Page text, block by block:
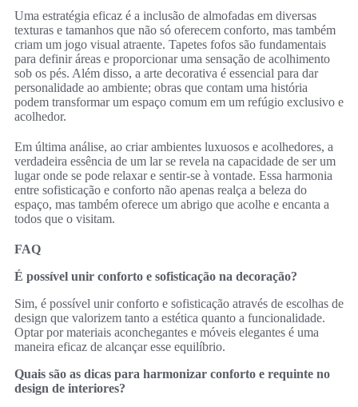
Uma estratégia eficaz é a inclusão de almofadas em diversas
texturas e tamanhos que não só oferecem conforto, mas também
criam um jogo visual atraente. Tapetes fofos são fundamentais
para definir áreas e proporcionar uma sensação de acolhimento
sob os pés. Além disso, a arte decorativa é essencial para dar
personalidade ao ambiente; obras que contam uma história
podem transformar um espaço comum em um refúgio exclusivo e
acolhedor.
Em última análise, ao criar ambientes luxuosos e acolhedores, a
verdadeira essência de um lar se revela na capacidade de ser um
lugar onde se pode relaxar e sentir-se à vontade. Essa harmonia
entre sofisticação e conforto não apenas realça a beleza do
espaço, mas também oferece um abrigo que acolhe e encanta a
todos que o visitam.
FAQ
É possível unir conforto e sofisticação na decoração?
Sim, é possível unir conforto e sofisticação através de escolhas de
design que valorizem tanto a estética quanto a funcionalidade.
Optar por materiais aconchegantes e móveis elegantes é uma
maneira eficaz de alcançar esse equilíbrio.
Quais são as dicas para harmonizar conforto e requinte no
design de interiores?